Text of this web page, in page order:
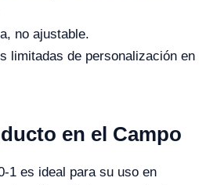
no ajustable.
limitadas de personalización en
en el Campo
1 es ideal para su uso en